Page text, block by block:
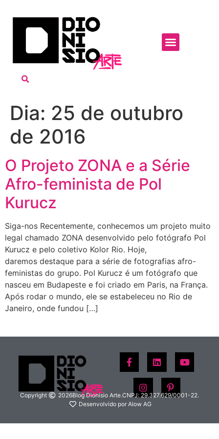
Dia: 25 de outubro
de 2016
O Projeto ZONA e a Série
Afro-feminista de Pol
Kurucz
Siga-nos Recentemente, conhecemos um projeto muito
legal chamado ZONA desenvolvido pelo fotógrafo Pol
Kurucz e pelo coletivo Kolor Rio. Hoje,
daremos destaque para a série de fotografias afro-
feministas do grupo. Pol Kurucz é um fotógrafo que
nasceu em Budapeste e foi criado em Paris, na França.
Após rodar o mundo, ele se estabeleceu no Rio de
Janeiro, onde fundou […]
Copyright 2026Blog Dionisio Arte.CNPJ: 29.327.629/0001-22.
Desenvolvido por Alow AG